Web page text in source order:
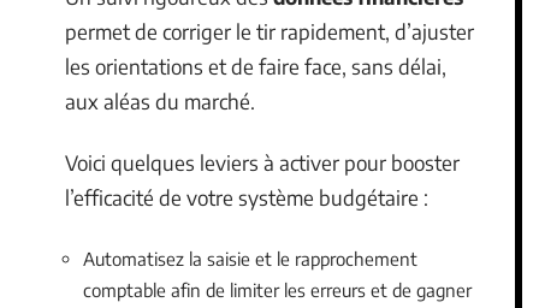
permet de corriger le tir rapidement, d’ajuster
les orientations et de faire face, sans délai,
aux aléas du marché.
Voici quelques leviers à activer pour booster
l’efficacité de votre système budgétaire :
Automatisez la saisie et le rapprochement
comptable afin de limiter les erreurs et de gagner